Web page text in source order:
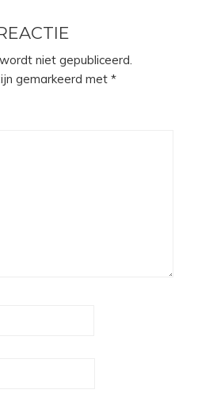
niet gepubliceerd.
gemarkeerd met *